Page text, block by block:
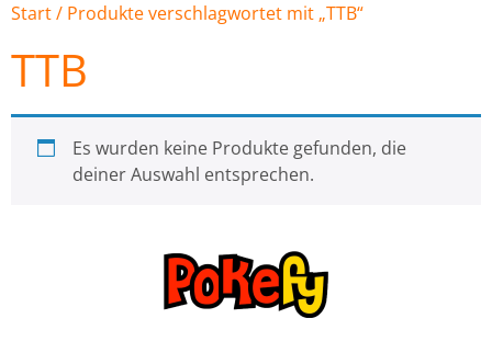
Start/ Produkte verschlagwortet mit „TTB“
TTB
Es wurden keine Produkte gefunden, die
deiner Auswahl entsprechen.